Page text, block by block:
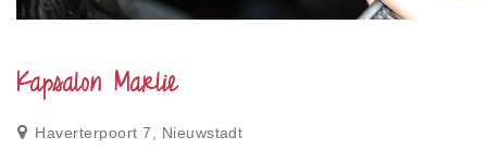
Kapsalon Marlie
Haverterpoort 7, Nieuwstadt